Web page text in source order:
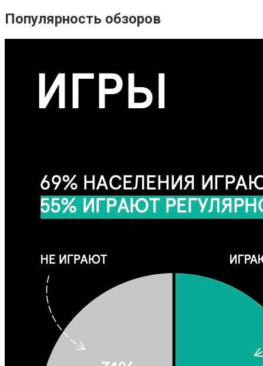
Популярность обзоров